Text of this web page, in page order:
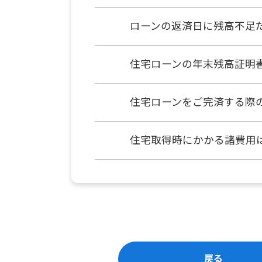
ローンの返済日に残高不足
住宅ローンの年末残高証明
住宅ローンをご完済する際
住宅取得時にかかる諸費用
戻る